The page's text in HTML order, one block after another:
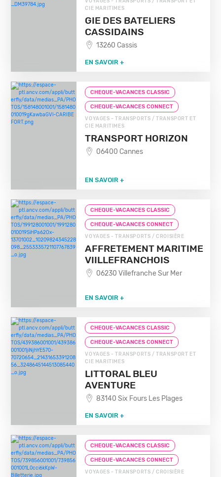
CIE MARITIMES
GIE DES BATELIERS
CASSIDAINS
13260 Cassis
EN SAVOIR +
CHEQUE-VACANCES CLASSIC
CHEQUE-VACANCES CONNECT
VOYAGES - TRANSPORTS / TRANSPORT ET
CIE MARITIMES
TRANSPORT HORIZON
06400 Cannes
EN SAVOIR +
CHEQUE-VACANCES CLASSIC
CHEQUE-VACANCES CONNECT
VOYAGES - TRANSPORTS / CROISIÈRE
AFFRETEMENT MARITIME
VIILLEFRANCHOIS
06230 Villefranche Sur Mer
EN SAVOIR +
CHEQUE-VACANCES CLASSIC
CHEQUE-VACANCES CONNECT
VOYAGES - TRANSPORTS / TRANSPORT ET
CIE MARITIMES
LITTORAL BLEU
AVENTURE
83140 Six Fours Les Plages
EN SAVOIR +
CHEQUE-VACANCES CLASSIC
CHEQUE-VACANCES CONNECT
VOYAGES - TRANSPORTS / CROISIÈRE